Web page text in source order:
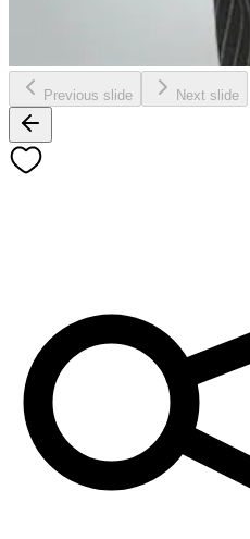
Previous slide Next slide